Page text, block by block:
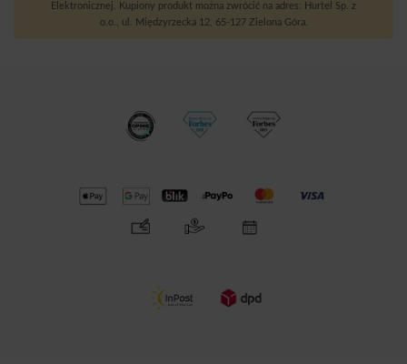
Elektronicznej. Kupiony produkt można zwrócić na adres: Hurtel Sp. z
o.o., ul. Międzyrzecka 12, 65-127 Zielona Góra.